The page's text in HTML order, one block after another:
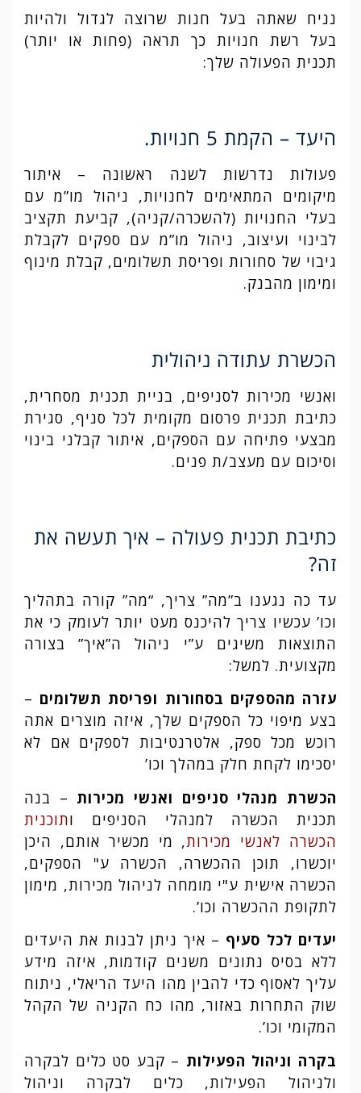
נניח שאתה בעל חנות שרוצה לגדול ולהיות
בעל רשת חנויות כך תראה (פחות או יותר)
תכנית הפעולה שלך:
היעד – הקמת 5 חנויות.
פעולות נדרשות לשנה ראשונה – איתור
מיקומים המתאימים לחנויות, ניהול מו”מ עם
בעלי החנויות (להשכרה/קניה), קביעת תקציב
לבינוי ועיצוב, ניהול מו”מ עם ספקים לקבלת
גיבוי של סחורות ופריסת תשלומים, קבלת מינוף
ומימון מהבנק.
הכשרת עתודה ניהולית
ואנשי מכירות לסניפים, בניית תכנית מסחרית,
כתיבת תכנית פרסום מקומית לכל סניף, סגירת
מבצעי פתיחה עם הספקים, איתור קבלני בינוי
וסיכום עם מעצב/ת פנים.
כתיבת תכנית פעולה – איך תעשה את
זה?
עד כה נגענו ב”מה” צריך, “מה” קורה בתהליך
וכו’ עכשיו צריך להיכנס מעט יותר לעומק כי את
התוצאות משיגים ע”י ניהול ה”איך” בצורה
מקצועית. למשל:
עזרה מהספקים בסחורות ופריסת תשלומים –
בצע מיפוי כל הספקים שלך, איזה מוצרים אתה
רוכש מכל ספק, אלטרנטיבות לספקים אם לא
יסכימו לקחת חלק במהלך וכו’
הכשרת מנהלי סניפים ואנשי מכירות – בנה
תכנית הכשרה למנהלי הסניפים ותוכנית
הכשרה לאנשי מכירות, מי מכשיר אותם, היכן
יוכשרו, תוכן ההכשרה, הכשרה ע" הספקים,
הכשרה אישית ע"י מומחה לניהול מכירות, מימון
לתקופת ההכשרה וכו’.
יעדים לכל סעיף – איך ניתן לבנות את היעדים
ללא בסיס נתונים משנים קודמות, איזה מידע
עליך לאסוף כדי להבין מהו היעד הריאלי, ניתוח
שוק התחרות באזור, מהו כח הקניה של הקהל
המקומי וכו’.
בקרה וניהול הפעילות – קבע סט כלים לבקרה
ולניהול הפעילות, כלים לבקרה וניהול